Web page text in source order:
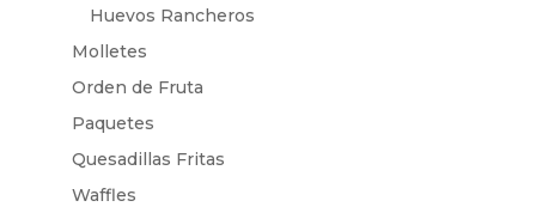
Huevos Rancheros
Molletes
Orden de Fruta
Paquetes
Quesadillas Fritas
Waffles